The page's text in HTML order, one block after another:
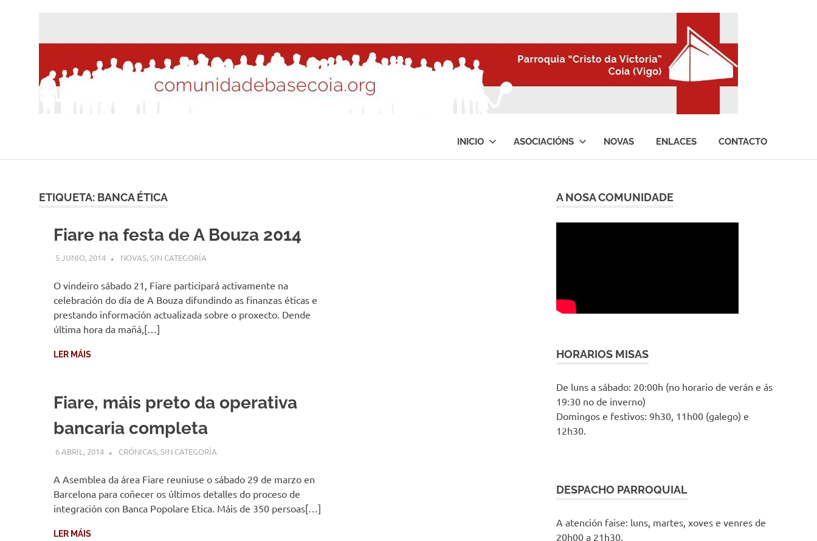
INICIO ASOCIACIÓNS NOVAS ENLACES CONTACTO
ETIQUETA: BANCA ÉTICA
Fiare na festa de A Bouza 2014
5 JUNIO, 2014 DESARROLLO
NOVAS,SIN CATEGORÍA
O vindeiro sábado 21, Fiare participará activamente na
celebración do día de A Bouza difundindo as finanzas éticas e
prestando información actualizada sobre o proxecto. Dende
última hora da mañá,[…]
LER MÁIS
Fiare, máis preto da operativa
bancaria completa
6 ABRIL, 2014 DESARROLLO
CRÓNICAS,SIN CATEGORÍA
A Asemblea da área Fiare reuniuse o sábado 29 de marzo en
Barcelona para coñecer os últimos detalles do proceso de
integración con Banca Popolare Etica. Máis de 350 persoas[…]
LER MÁIS
A NOSA COMUNIDADE
HORARIOS MISAS
De luns a sábado: 20:00h (no horario de verán e ás
19:30 no de inverno)
Domingos e festivos: 9h30, 11h00 (galego) e
12h30.
DESPACHO PARROQUIAL
A atención faise: luns, martes, xoves e venres de
20h00 a 21h30.